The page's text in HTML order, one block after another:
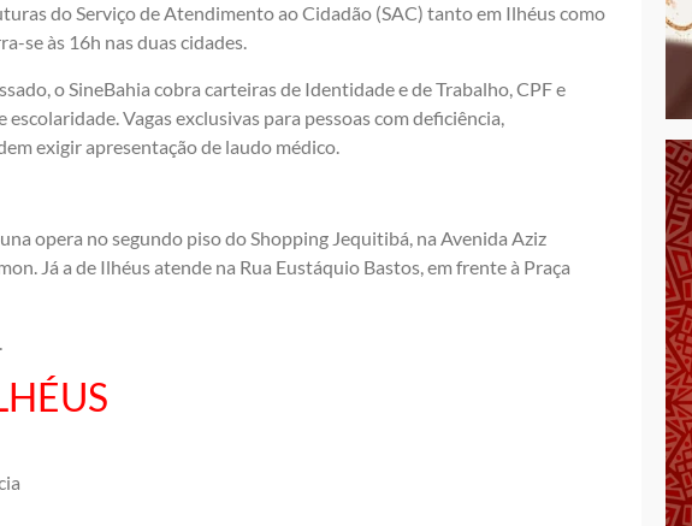
do Serviço de Atendimento ao Cidadão (SAC) tanto em Ilhéus como
se às 16h nas duas cidades.
o SineBahia cobra carteiras de Identidade e de Trabalho, CPF e
Vagas exclusivas para pessoas com deficiência,
exigir apresentação de laudo médico.
opera no segundo piso do Shopping Jequitibá, na Avenida Aziz
Já a de Ilhéus atende na Rua Eustáquio Bastos, em frente à Praça